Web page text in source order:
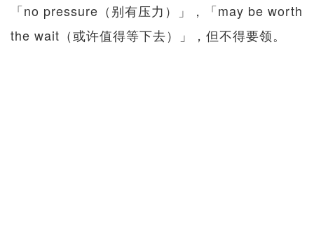
「no pressure（别有压力）」，「may be worth
the wait（或许值得等下去）」，但不得要领。